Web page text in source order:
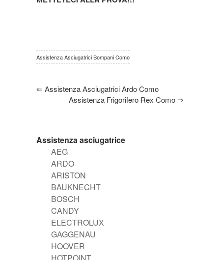
Assistenza Asciugatrici Bompani Como
⇐ Assistenza Asciugatrici Ardo Como
Assistenza Frigorifero Rex Como⇒
Assistenza asciugatrice
AEG
ARDO
ARISTON
BAUKNECHT
BOSCH
CANDY
ELECTROLUX
GAGGENAU
HOOVER